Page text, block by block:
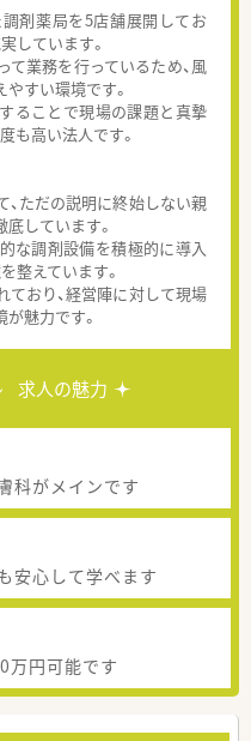
剤薬局を5店舗展開してお
しています。
業務を行っているため、風
すい環境です。
ることで現場の課題と真摯
も高い法人です。
ただの説明に終始しない親
しています。
な調剤設備を積極的に導入
整えています。
おり、経営陣に対して現場
魅力です。
求人の魅力
科がメインです
安心して学べます
万円可能です